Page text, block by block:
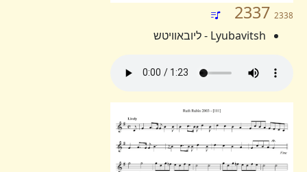
2337 2338
Lyubavitsh - ליובאוויטש